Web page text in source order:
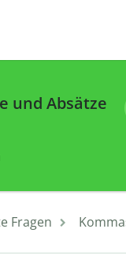
und Absätze
Fragen